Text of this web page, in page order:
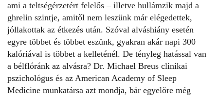
ami a teltségérzetért felelős – illetve hullámzik majd a
ghrelin szintje, amitől nem leszünk már elégedettek,
jóllakottak az étkezés után. Szóval alváshiány esetén
egyre többet és többet eszünk, gyakran akár napi 300
kalóriával is többet a kelleténél. De tényleg hatással van
a bélflóránk az alvásra? Dr. Michael Breus clinikai
pszichológus és az American Academy of Sleep
Medicine munkatársa azt mondja, bár egyelőre még